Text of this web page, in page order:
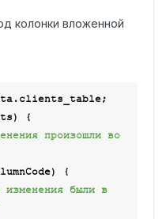
колонки вложенной
{
произошли во
{
были в